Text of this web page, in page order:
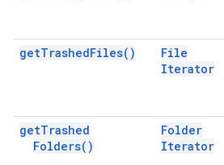
getTrashedFiles( )
File
Iterator
getTrashed
Folders( )
Folder
Iterator